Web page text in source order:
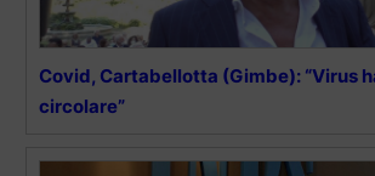
Covid, Cartabellotta (Gimbe): “Virus
circolare”